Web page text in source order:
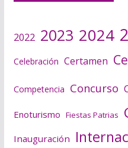
2022 2023 2024
Celebración Certamen
Competencia Concurso
Enoturismo Fiestas Patrias
Inauguración